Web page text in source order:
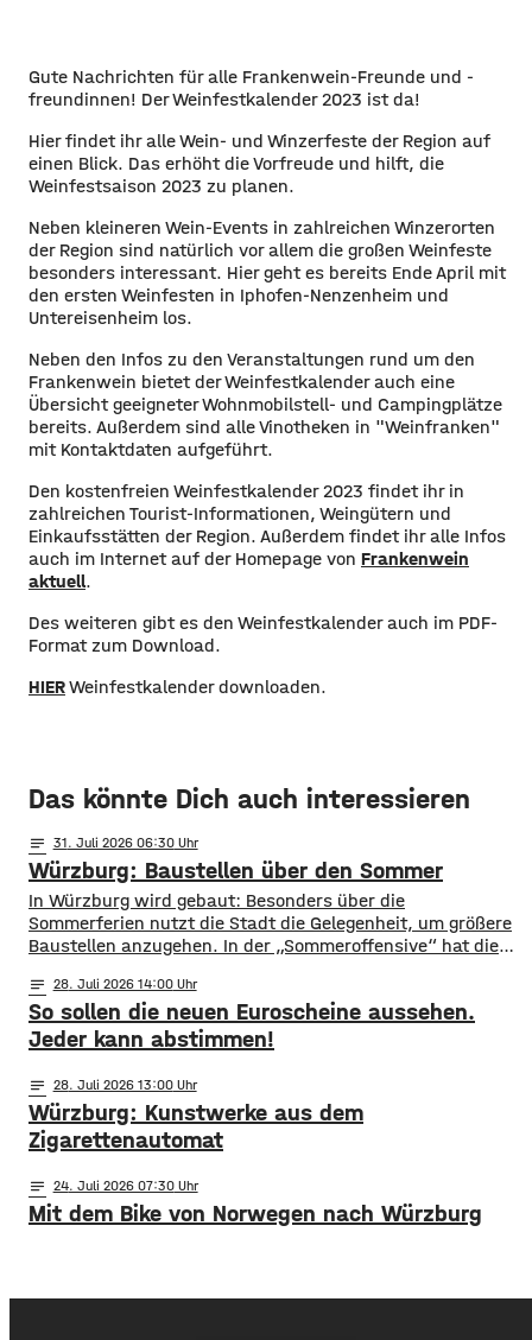
Gute Nachrichten für alle Frankenwein-Freunde und -
freundinnen! Der Weinfestkalender 2023 ist da!
Hier findet ihr alle Wein- und Winzerfeste der Region auf
einen Blick. Das erhöht die Vorfreude und hilft, die
Weinfestsaison 2023 zu planen.
Neben kleineren Wein-Events in zahlreichen Winzerorten
der Region sind natürlich vor allem die großen Weinfeste
besonders interessant. Hier geht es bereits Ende April mit
den ersten Weinfesten in Iphofen-Nenzenheim und
Untereisenheim los.
Neben den Infos zu den Veranstaltungen rund um den
Frankenwein bietet der Weinfestkalender auch eine
Übersicht geeigneter Wohnmobilstell- und Campingplätze
bereits. Außerdem sind alle Vinotheken in "Weinfranken"
mit Kontaktdaten aufgeführt.
Den kostenfreien Weinfestkalender 2023 findet ihr in
zahlreichen Tourist-Informationen, Weingütern und
Einkaufsstätten der Region. Außerdem findet ihr alle Infos
auch im Internet auf der Homepage von Frankenwein
aktuell.
Des weiteren gibt es den Weinfestkalender auch im PDF-
Format zum Download.
HIERWeinfestkalender downloaden.
Das könnte Dich auch interessieren
notes 31. Juli 2026 06:30
Würzburg: Baustellen über den Sommer
​​In Würzburg wird gebaut: Besonders über die
Sommerferien nutzt die Stadt die Gelegenheit, um größere
Baustellen anzugehen. In der „Sommeroffensive“ hat die
anderem die Sperrung der B27-Brücke bekanntgegeben.
Eine Übersicht über alle aktuellen Baustellen findet ihr
hier. ​Sperrung B27-Brücke ​Eine der größten
Einschränkungen wird für Autofahrer die Sperrung der B27-
Brücke über
notes 28. Juli 2026 14:00
So sollen die neuen Euroscheine aussehen.
Jeder kann abstimmen!
notes 28. Juli 2026 13:00
Würzburg: Kunstwerke aus dem
Zigarettenautomat
notes 24. Juli 2026 07:30
Mit dem Bike von Norwegen nach Würzburg